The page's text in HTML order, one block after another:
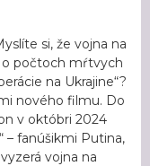
si, že vojna na
o počtoch mŕtvych
na Ukrajine“?
nového filmu. Do
v októbri 2024
– fanúšikmi Putina,
vojna na